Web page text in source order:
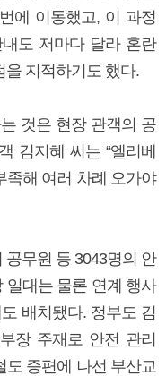
에 이동했고, 이 과정
도 저마다 달라 혼란
을 지적하기도 했다.
것은 현장 관객의 공
김지혜 씨는 “엘리베
족해 여러 차례 오가야
무원 등 3043명의 안
일대는 물론 연계 행사
배치됐다. 정부도 김
장 주재로 안전 관리
증편에 나선 부산교